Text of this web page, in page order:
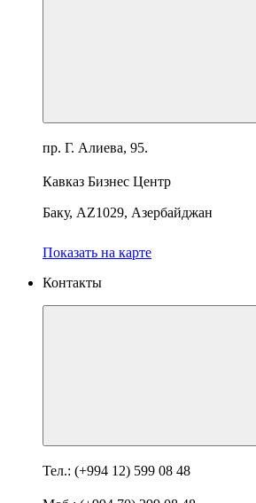
пр. Г. Алиева, 95.
Кавказ Бизнес Центр
Баку, AZ1029, Азербайджан
Показать на карте
Контакты
Тел.: (+994 12) 599 08 48